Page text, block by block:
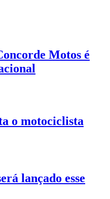
Motos é
o motociclista
lançado esse